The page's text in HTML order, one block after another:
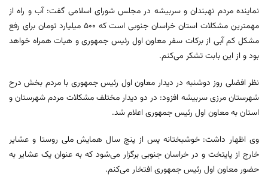
نماینده مردم نهبندان و سربیشه در مجلس شورای اسلامی گفت: آب و راه از
مهمترین مشکلات استان خراسان جنوبی است که ۵۰۰ میلیارد تومان برای رفع
مشکل کم آبی از برکات سفر معاون اول رئیس جمهوری و هیات همراه خواهد
بود و از این بابت تشکر می‌کنم.
نظر افضلی روز دوشنبه در دیدار معاون اول رئیس جمهوری با مردم بخش درح
شهرستان مرزی سربیشه افزود: در دو دیدار مختلف مشکلات مردم شهرستان و
استان به معاون اول رئیس جمهوری اعلام شد.
وی اظهار داشت: خوشبختانه پس از پنج سال همایش ملی روستا و عشایر
خارج از پایتخت و در خراسان جنوبی برگزار می‌شود که به عنوان یک عشایر به
حضور معاون اول رئیس جمهوری افتخار می‌کنم.